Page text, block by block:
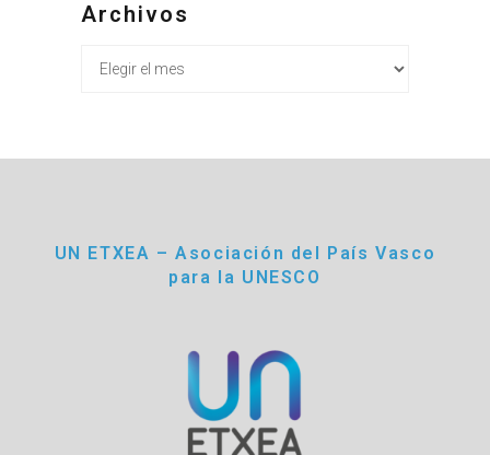
Archivos
Archivos
UN ETXEA – Asociación del País Vasco
para la UNESCO